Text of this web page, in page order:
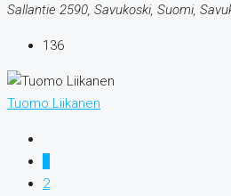
Sallantie 2590, Savukoski, Suomi,
136
Tuomo Liikanen
2